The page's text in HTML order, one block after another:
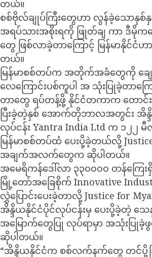
တယ်။
စစ်ဗိုလ်ချုပ်ကြီးတွေဟာ လွန်ခဲ့သောနှစ်
အရပ်သားအစိုးရကို ဖြုတ်ချ ကာ ဒီမို
တွေ ဖြစ်လာခဲ့တာကြောင့် မြန်မာနိုင်ငံဟ
တယ်။
မြန်မာစစ်တပ်က အတိုက်အခံတွေကို ချေ
လေကြောင်းပစ်ကူပါ အ သုံးပြုခဲ့တာ
တာတွေ ရပ်တန့်ဖို့ နိုင်ငံတကာက တောင်
ပြီးခဲ့တဲ့နှစ် အောက်တိုဘာလအတွင်း အိ
လုပ်ငန်း Yantra India Ltd က ၁၂၂
မြန်မာစစ်တပ်ထံ ပေးပို့ခဲ့တယ်လို့
အချက်အလက်တွေက ဆိုပါတယ်။
အမေရိကန်ဒေါ်လာ ၃၃၀၀၀၀ တန်ကြေ
မြို့တော်အခြေစိုက် Innovative
လွှဲပြောင်းပေးခဲ့တာလို့ Justice for
အိန္ဒိယနိုင်ငံပိုင်လုပ်ငန်းမှ ပေးပို့ခဲ့တဲ့ သ
အမြောက်တွေပြု လုပ်ရာမှာ အသုံးပြု
ဆိုပါတယ်။
“အိန္ဒိယနိုင်ငံက စစ်လက်နက်တွေ တင်ပို့ခြ